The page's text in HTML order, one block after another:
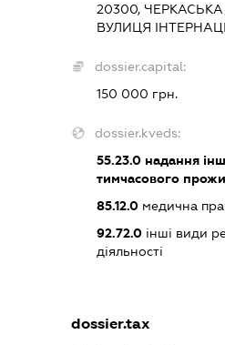
20300,
ВУЛИЦЯ
dossier.capital:
150 000 грн.
dossier.kveds:
55.23.0 надання
тимчасового
85.12.0 медична
92.72.0 інші види
діяльності
dossier.tax